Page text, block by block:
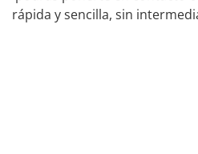
rápida y sencilla, sin